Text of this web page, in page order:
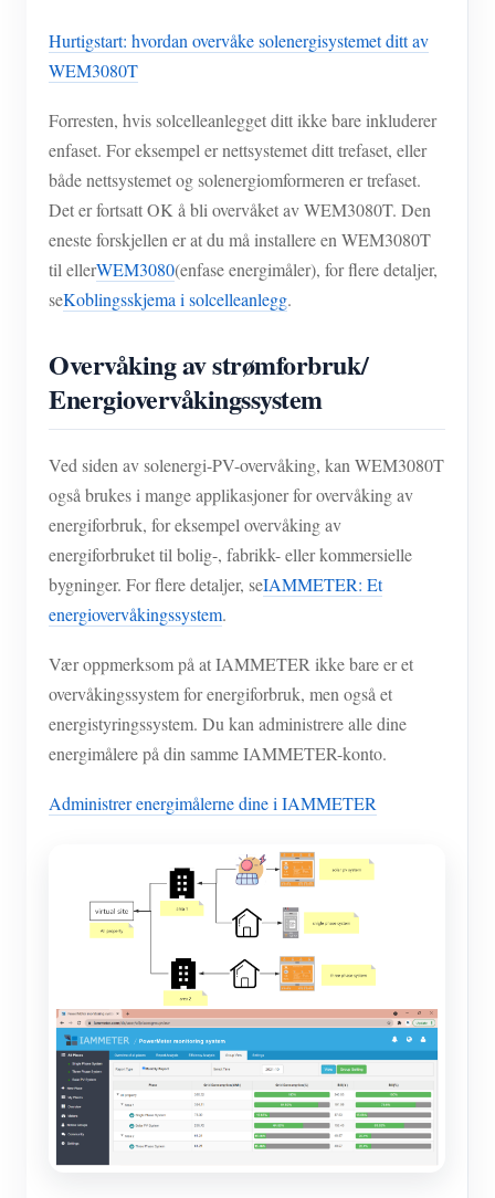
Hurtigstart: hvordan overvåke solenergisystemet ditt av
WEM3080T
Forresten, hvis solcelleanlegget ditt ikke bare inkluderer
enfaset. For eksempel er nettsystemet ditt trefaset, eller
både nettsystemet og solenergiomformeren er trefaset.
Det er fortsatt OK å bli overvåket av WEM3080T. Den
eneste forskjellen er at du må installere en WEM3080T
til ellerWEM3080(enfase energimåler), for flere detaljer,
seKoblingsskjema i solcelleanlegg.
Overvåking av strømforbruk/
Energiovervåkingssystem
Ved siden av solenergi-PV-overvåking, kan WEM3080T
også brukes i mange applikasjoner for overvåking av
energiforbruk, for eksempel overvåking av
energiforbruket til bolig-, fabrikk- eller kommersielle
bygninger. For flere detaljer, seIAMMETER: Et
energiovervåkingssystem.
Vær oppmerksom på at IAMMETER ikke bare er et
overvåkingssystem for energiforbruk, men også et
energistyringssystem. Du kan administrere alle dine
energimålere på din samme IAMMETER-konto.
Administrer energimålerne dine i IAMMETER